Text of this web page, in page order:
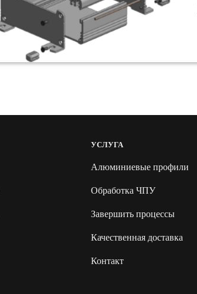
УСЛУГА
Алюминиевые профили
Обработка ЧПУ
Завершить процессы
Качественная доставка
Контакт